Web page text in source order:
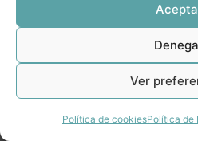
Ver
Política de cookiesPolítica de